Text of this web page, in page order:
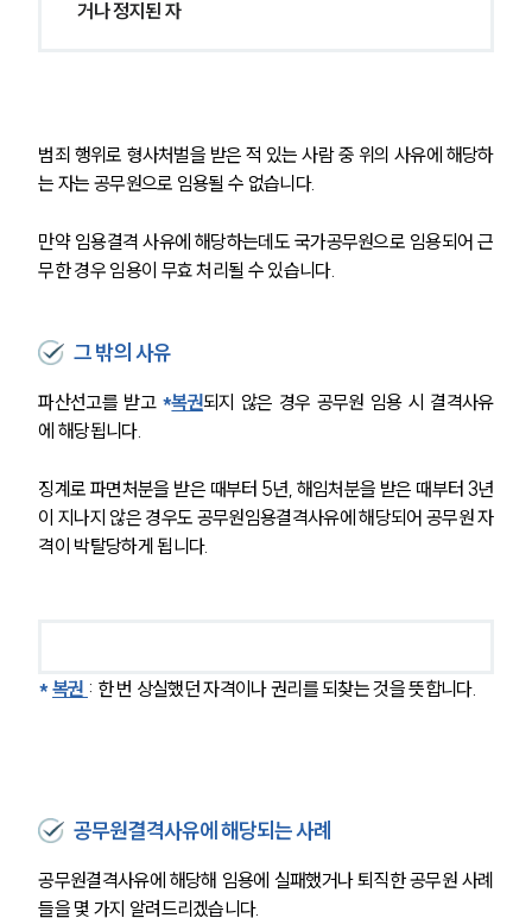
거나 정지된 자
범죄 행위로 형사처벌을 받은 적 있는 사람 중 위의 사유에 해당하
는 자는 공무원으로 임용될 수 없습니다.
만약 임용결격 사유에 해당하는데도 국가공무원으로 임용되어 근
무한 경우 임용이 무효 처리될 수 있습니다.
그 밖의 사유
파산선고를 받고 *복권되지 않은 경우 공무원 임용 시 결격사유
에 해당됩니다.
징계로 파면처분을 받은 때부터 5년, 해임처분을 받은 때부터 3년
이 지나지 않은 경우도 공무원임용결격사유에 해당되어 공무원 자
격이 박탈당하게 됩니다.
* 복권 : 한 번 상실했던 자격이나 권리를 되찾는 것을 뜻합니다.
공무원결격사유에 해당되는 사례
공무원결격사유에 해당해 임용에 실패했거나 퇴직한 공무원 사례
들을 몇 가지 알려드리겠습니다.